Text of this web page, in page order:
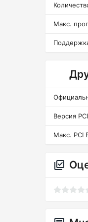
Макс.
Версия
Макс. PCI